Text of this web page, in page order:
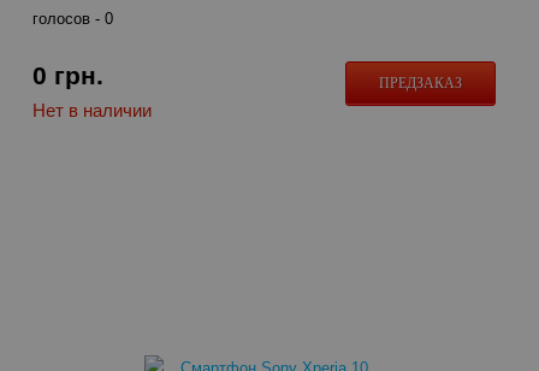
голосов - 0
0 грн.
Нет в наличии
ПРЕДЗАКАЗ